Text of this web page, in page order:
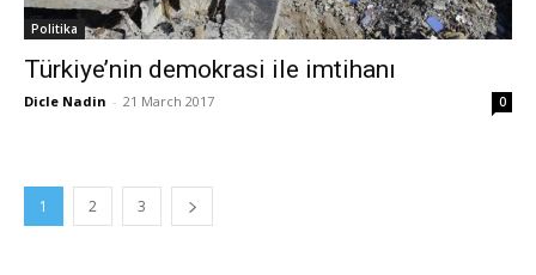
Politika
Türkiye’nin demokrasi ile imtihanı
Dicle Nadin - 21 March 2017 0
1 2 3